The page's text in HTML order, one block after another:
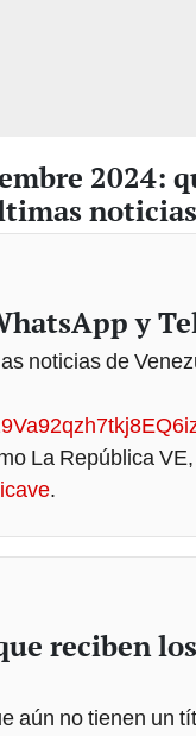
2024:
noticias
y
noticias de
La República
.
reciben
aún no tienen un